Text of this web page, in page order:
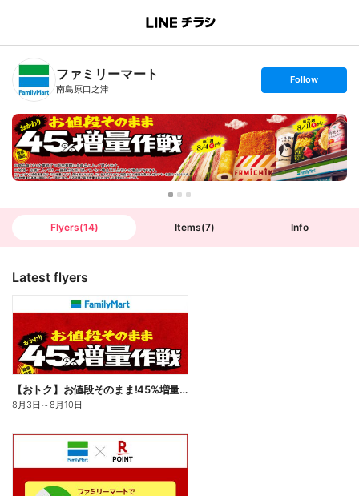
B
n
T
ファミリーマート
南島原口之津
s
t
o
l
l
o
w
Follow
Flyers(14) Items(7) Info
Latest flyers
【おトク】お値段そのまま!45%増量作戦!
8月3日 ～8月10日